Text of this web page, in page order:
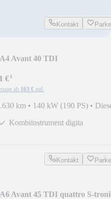
Kontakt
Avant 40 TDI
€¹
ab 163 € mtl.
km • 140 kW (190 PS) •
Kombiinstrument digita
Kontakt
Avant 45 TDI quattro S-